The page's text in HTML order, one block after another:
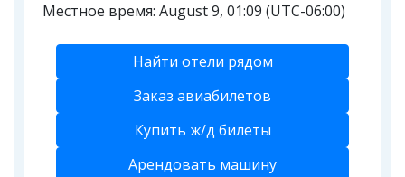
Местное время: August 9, 01:09 (UTC-06:00)
Найти отели рядом
Заказ авиабилетов
Купить ж/д билеты
Арендовать машину